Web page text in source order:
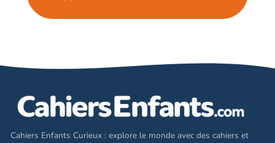
Cahiers Enfants Curieux : explore le monde avec des cahiers et